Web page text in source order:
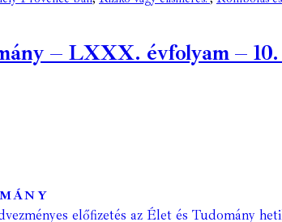
– LXXX. évfolyam –
előfizetés az Élet és Tudomány